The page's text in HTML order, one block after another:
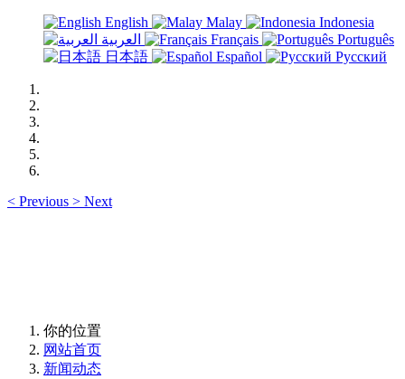
English Malay
Indonesia
Français
Português
日本語
Español Русский
< Previous > Next
你的位置
网站首页
新闻动态